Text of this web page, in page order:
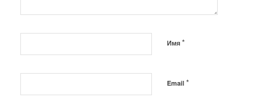
Имя *
Email *